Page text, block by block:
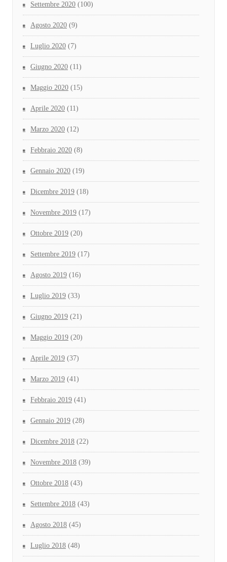
Settembre 2020 (100)
Agosto 2020 (9)
Luglio 2020 (7)
Giugno 2020 (11)
Maggio 2020 (15)
Aprile 2020 (11)
Marzo 2020 (12)
Febbraio 2020 (8)
Gennaio 2020 (19)
Dicembre 2019 (18)
Novembre 2019 (17)
Ottobre 2019 (20)
Settembre 2019 (17)
Agosto 2019 (16)
Luglio 2019 (33)
Giugno 2019 (21)
Maggio 2019 (20)
Aprile 2019 (37)
Marzo 2019 (41)
Febbraio 2019 (41)
Gennaio 2019 (28)
Dicembre 2018 (22)
Novembre 2018 (39)
Ottobre 2018 (43)
Settembre 2018 (43)
Agosto 2018 (45)
Luglio 2018 (48)